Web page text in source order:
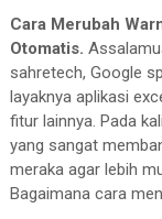
Cara Merubah
Otomatis.
sahretech, Google
layaknya aplikasi
fitur lainnya. Pada
yang sangat
meraka agar lebih
Bagaimana cara